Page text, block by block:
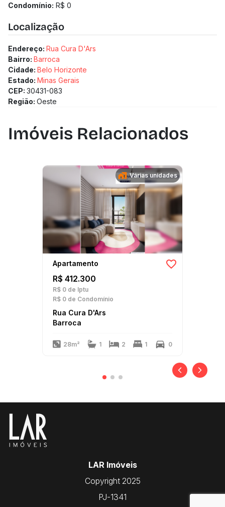
Condomínio: R$ 0
Localização
Endereço: Rua Cura D'Ars
Bairro: Barroca
Cidade: Belo Horizonte
Estado: Minas Gerais
CEP: 30431-083
Região: Oeste
Imóveis Relacionados
Várias unidades
Apartamento
R$ 412.300
R$ 0 de Iptu
R$ 0 de Condomínio
Rua Cura D'Ars
Barroca
28m² 1 2 1 0
LAR Imóveis
Copyright 2025
PJ-1341